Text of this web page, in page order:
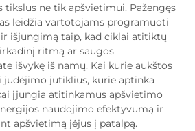
ne tik apšvietimui. Pažengęs
leidžia vartotojams programuoti
išjungimą taip, kad ciklai atitiktų
ritmą ar saugos
išvykę iš namų. Kai kurie aukštos
judėjimo jutiklius, kurie aptinka
įjungia atitinkamus apšvietimo
naudojimo efektyvumą ir
apšvietimą įėjus į patalpą.